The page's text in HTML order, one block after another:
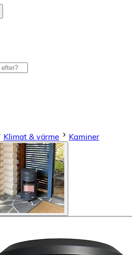
Klimat & värme Kaminer